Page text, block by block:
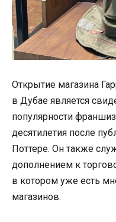
Открытие магазина
в Дубае является
популярности
десятилетия после
Поттере. Он также
дополнением к
в котором уже есть
магазинов.